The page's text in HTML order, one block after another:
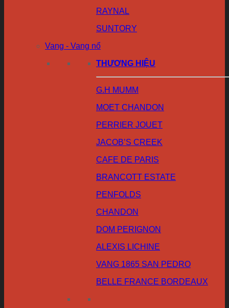
RAYNAL
SUNTORY
Vang - Vang nổ
THƯƠNG HIỆU
G.H MUMM
MOET CHANDON
PERRIER JOUET
JACOB’S CREEK
CAFE DE PARIS
BRANCOTT ESTATE
PENFOLDS
CHANDON
DOM PERIGNON
ALEXIS LICHINE
VANG 1865 SAN PEDRO
BELLE FRANCE BORDEAUX